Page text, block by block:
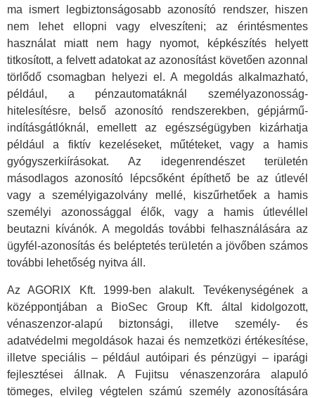
ma ismert legbiztonságosabb azonosító rendszer, hiszen
nem lehet ellopni vagy elveszíteni; az érintésmentes
használat miatt nem hagy nyomot, képkészítés helyett
titkosított, a felvett adatokat az azonosítást követően azonnal
törlődő csomagban helyezi el. A megoldás alkalmazható,
például, a pénzautomatáknál személyazonosság-
hitelesítésre, belső azonosító rendszerekben, gépjármű-
indításgátlóknál, emellett az egészségügyben kizárhatja
például a fiktív kezeléseket, műtéteket, vagy a hamis
gyógyszerkiírásokat. Az idegenrendészet területén
másodlagos azonosító lépcsőként építhető be az útlevél
vagy a személyigazolvány mellé, kiszűrhetőek a hamis
személyi azonossággal élők, vagy a hamis útlevéllel
beutazni kívánók. A megoldás további felhasználására az
ügyfél-azonosítás és beléptetés területén a jövőben számos
további lehetőség nyitva áll.
Az AGORIX Kft. 1999-ben alakult. Tevékenységének a
középpontjában a BioSec Group Kft. által kidolgozott,
vénaszenzor-alapú biztonsági, illetve személy- és
adatvédelmi megoldások hazai és nemzetközi értékesítése,
illetve speciális – például autóipari és pénzügyi – iparági
fejlesztései állnak. A Fujitsu vénaszenzorára alapuló
tömeges, elvileg végtelen számú személy azonosítására